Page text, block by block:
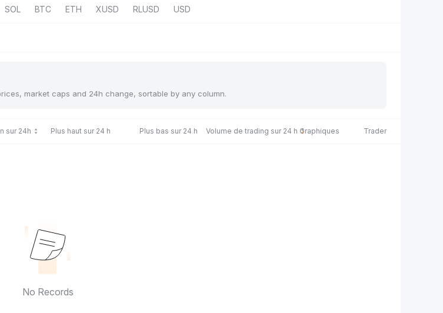
SOL BTC ETH XUSD RLUSD USD
market caps and 24h change, sortable by any column.
sur 24h Plus haut sur 24 h Plus bas sur 24 h Volume de trading sur 24 h Graphiques Trader
No Records